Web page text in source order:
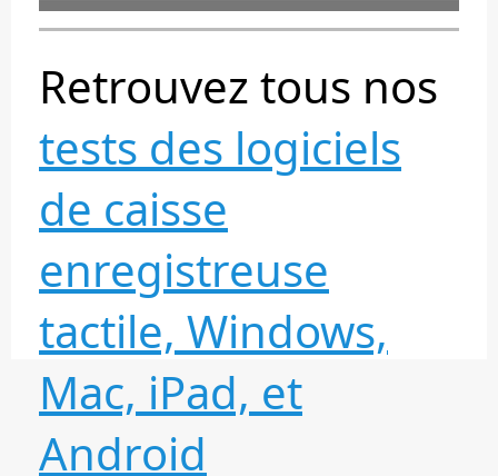
Retrouvez tous nos
tests des logiciels
de caisse
enregistreuse
tactile, Windows,
Mac, iPad, et
Android